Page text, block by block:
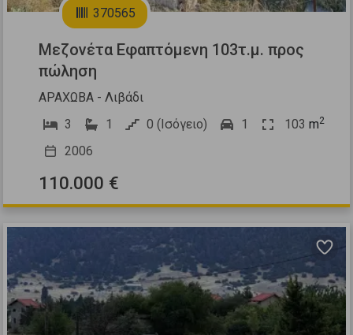
370565
Μεζονέτα Εφαπτόμενη 103τ.μ. προς
πώληση
ΑΡΑΧΩΒΑ - Λιβάδι
3
1 0 (Ισόγειο) 1 103 m2
2006
110.000 €